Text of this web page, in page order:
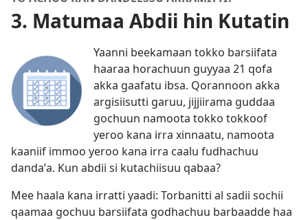
3. Matumaa Abdii hin Kutatin
Yaanni beekamaan tokko barsiifata
haaraa horachuun guyyaa 21 qofa
akka gaafatu ibsa. Qorannoon akka
argisiisutti garuu, jijjiirama guddaa
gochuun namoota tokko tokkoof
yeroo kana irra xinnaatu, namoota
kaaniif immoo yeroo kana irra caalu fudhachuu
dandaʼa. Kun abdii si kutachiisuu qabaa?
Mee haala kana irratti yaadi: Torbanitti al sadii sochii
qaamaa gochuu barsiifata godhachuu barbaadde haa